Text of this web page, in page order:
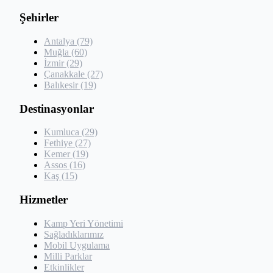
Şehirler
Antalya (79)
Muğla (60)
İzmir (29)
Çanakkale (27)
Balıkesir (19)
Destinasyonlar
Kumluca (29)
Fethiye (27)
Kemer (19)
Assos (16)
Kaş (15)
Hizmetler
Kamp Yeri Yönetimi
Sağladıklarımız
Mobil Uygulama
Milli Parklar
Etkinlikler